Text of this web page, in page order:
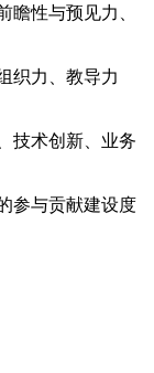
瞻性与预见力、
织力、教导力
技术创新、业务
参与贡献建设度